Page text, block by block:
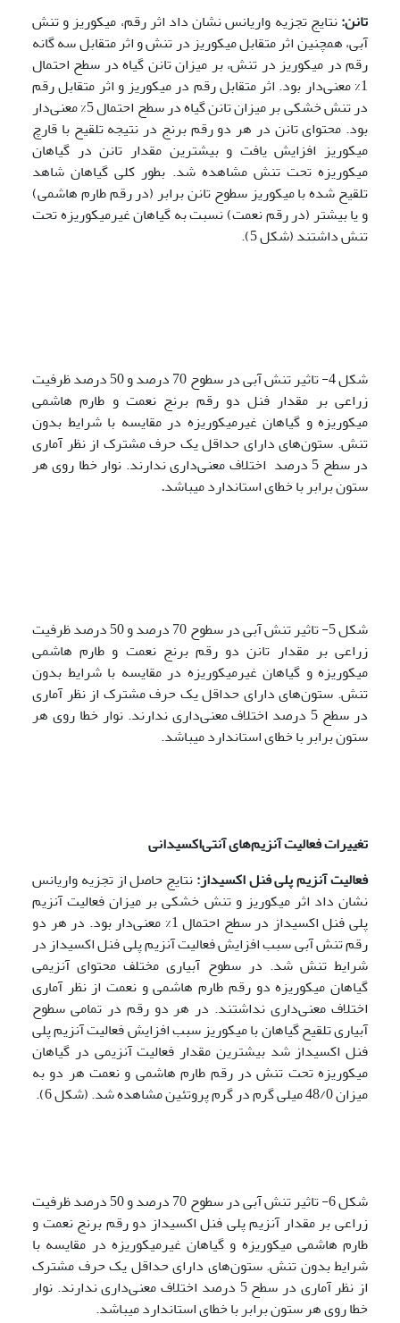
تانن:نتایج تجزیه واریانس نشان داد اثر رقم، میکوریز و تنش
آبی، همچنین اثر متقابل میکوریز در تنش و اثر متقابل سه گانه
رقم در میکوریز در تنش، بر میزان تانن گیاه در سطح احتمال
1% معنی‌دار بود. اثر متقابل رقم در میکوریز و اثر متقابل رقم
در تنش خشکی بر میزان تانن گیاه در سطح احتمال 5% معنی‌دار
بود. محتوای تانن در هر دو رقم برنج در نتیجه تلقیح با قارچ
میکوریز افزایش یافت و بیشترین مقدار تانن در گیاهان
میکوریزه تحت تنش مشاهده شد. بطور کلی گیاهان شاهد
تلقیح شده با میکوریز سطوح تانن برابر (در رقم طارم هاشمی)
و یا بیشتر (در رقم نعمت) نسبت به گیاهان غیرمیکوریزه تحت
تنش داشتند (شکل 5).
شکل 4- تاثیر تنش آبی در سطوح 70 درصد و 50 درصد ظرفیت
زراعی بر مقدار فنل دو رقم برنج نعمت و طارم هاشمی
میکوریزه و گیاهان غیرمیکوریزه در مقایسه با شرایط بدون
تنش. ستون‌های دارای حداقل یک حرف مشترک از نظر آماری
در سطح 5 درصد اختلاف معنی‌داری ندارند. نوار خطا روی هر
ستون برابر با خطای استاندارد می­باشد.
شکل 5- تاثیر تنش آبی در سطوح 70 درصد و 50 درصد ظرفیت
زراعی بر مقدار تانن دو رقم برنج نعمت و طارم هاشمی
میکوریزه و گیاهان غیرمیکوریزه در مقایسه با شرایط بدون
تنش. ستون‌های دارای حداقل یک حرف مشترک از نظر آماری
در سطح 5 درصد اختلاف معنی‌داری ندارند. نوار خطا روی هر
ستون برابر با خطای استاندارد می­باشد.
تغییرات فعالیت آنزیم‌‌های آنتی‌اکسیدانی
فعالیت آنزیم پلی فنل اکسیداز:نتایج حاصل از تجزیه واریانس
نشان داد اثر میکوریز و تنش خشکی بر میزان فعالیت آنزیم
پلی فنل اکسیداز در سطح احتمال 1% معنی‌دار بود. در هر دو
رقم تنش آبی سبب افزایش فعالیت آنزیم پلی فنل اکسیداز در
شرایط تنش شد. در سطوح آبیاری مختلف محتوای آنزیمی
گیاهان میکوریزه دو رقم طارم هاشمی و نعمت از نظر آماری
اختلاف معنی‌داری نداشتند. در هر دو رقم در تمامی سطوح
آبیاری تلقیح گیاهان با میکوریز سبب افزایش فعالیت آنزیم پلی
فنل اکسیداز شد بیشترین مقدار فعالیت آنزیمی در گیاهان
میکوریزه تحت تنش در رقم طارم هاشمی و نعمت هر دو به
میزان 48/0 میلی گرم در گرم پروتئین مشاهده شد. (شکل 6).
شکل 6- تاثیر تنش آبی در سطوح 70 درصد و 50 درصد ظرفیت
زراعی بر مقدار آنزیم پلی فنل اکسیداز دو رقم برنج نعمت و
طارم هاشمی میکوریزه و گیاهان غیرمیکوریزه در مقایسه با
شرایط بدون تنش. ستون‌های دارای حداقل یک حرف مشترک
از نظر آماری در سطح 5 درصد اختلاف معنی‌داری ندارند. نوار
خطا روی هر ستون برابر با خطای استاندارد می­باشد.